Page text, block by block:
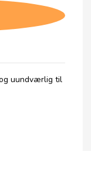
uundværlig til